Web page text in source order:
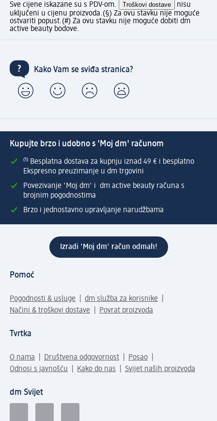
Sve cijene iskazane su s PDV-om. Troškovi dostave
nisu
uključeni u cijenu proizvoda.(§) Za ovu stavku nije moguće
ostvariti popust.(#) Za ovu stavku nije moguće dobiti dm
active beauty bodove.
Kako Vam se sviđa stranica?
Kupujte brzo i udobno s 'Moj dm' računom
⁽¹⁾ Besplatna dostava za kupnju iznad 49 € i besplatno
Ekspresno preuzimanje u dm trgovini
Povezivanje 'Moj dm' i dm active beauty računa s
brojnim pogodnostima
Brzo i jednostavno upravljanje narudžbama
Izradi 'Moj dm' račun odmah!
Pomoć
Pogodnosti & usluge
dm služba za korisnike
Načini & troškovi dostave
Povrat proizvoda
Tvrtka
O nama Društvena odgovornost
Posao
Odnosi s javnošću
Kako do nas Svijet naših proizvoda
dm Svijet